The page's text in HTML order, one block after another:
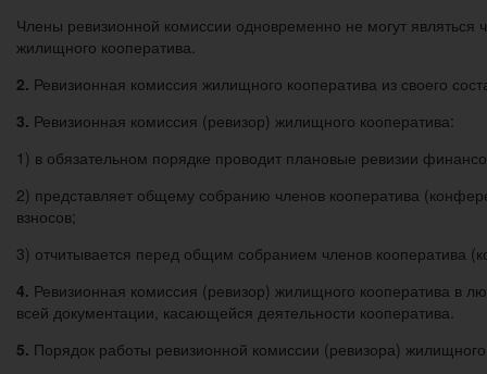
Члены ревизионной комиссии одновременно не могут
жилищного кооператива.
2. Ревизионная комиссия жилищного кооператива из своего
3. Ревизионная комиссия (ревизор) жилищного кооператива:
1) в обязательном порядке проводит плановые ревизии
2) представляет общему собранию членов кооператива
взносов;
3) отчитывается перед общим собранием членов кооператива
4. Ревизионная комиссия (ревизор) жилищного кооператива в
всей документации, касающейся деятельности кооператива.
5. Порядок работы ревизионной комиссии (ревизора)